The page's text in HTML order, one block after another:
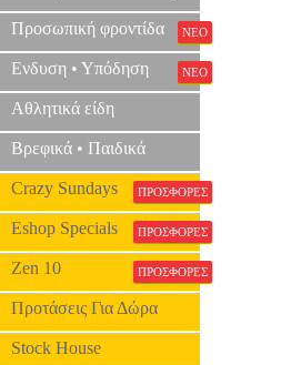
Προσωπική φροντίδα ΝΕΟ
Ενδυση • Υπόδηση ΝΕΟ
Αθλητικά είδη
Βρεφικά • Παιδικά
Crazy Sundays ΠΡΟΣΦΟΡΕΣ
Eshop Specials ΠΡΟΣΦΟΡΕΣ
Zen 10 ΠΡΟΣΦΟΡΕΣ
Προτάσεις Για Δώρα
Stock House